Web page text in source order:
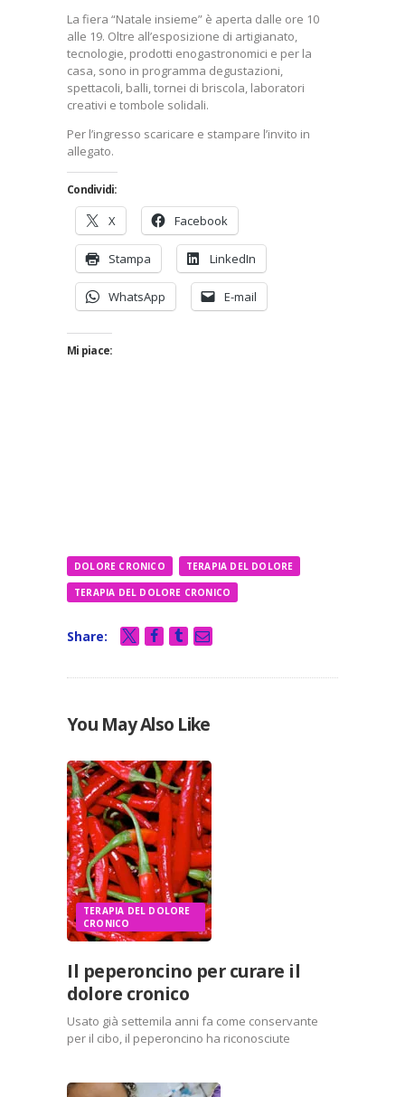
La fiera “Natale insieme” è aperta dalle ore 10
alle 19. Oltre all’esposizione di artigianato,
tecnologie, prodotti enogastronomici e per la
casa, sono in programma degustazioni,
spettacoli, balli, tornei di briscola, laboratori
creativi e tombole solidali.
Per l’ingresso scaricare e stampare l’invito in
allegato.
Condividi:
X Facebook
Stampa LinkedIn
WhatsApp E-mail
Mi piace:
DOLORE CRONICO TERAPIA DEL DOLORE
TERAPIA DEL DOLORE CRONICO
Share:
You May Also Like
TERAPIA DEL DOLORE
CRONICO
Il peperoncino per curare il
dolore cronico
Usato già settemila anni fa come conservante
per il cibo, il peperoncino ha riconosciute
momento che accentua il consumo di calorie), è